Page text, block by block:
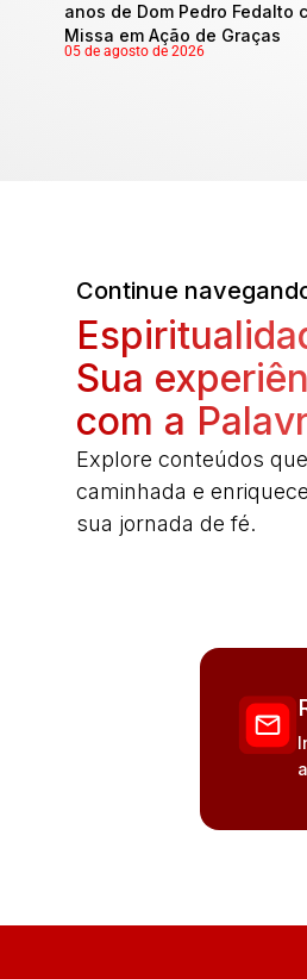
anos de Dom Pedro Fedalto
Missa em Ação de Graças
05 de agosto de 2026
Continue
Sua
com a
Explore conteúdos
caminhada e
sua jornada de fé.